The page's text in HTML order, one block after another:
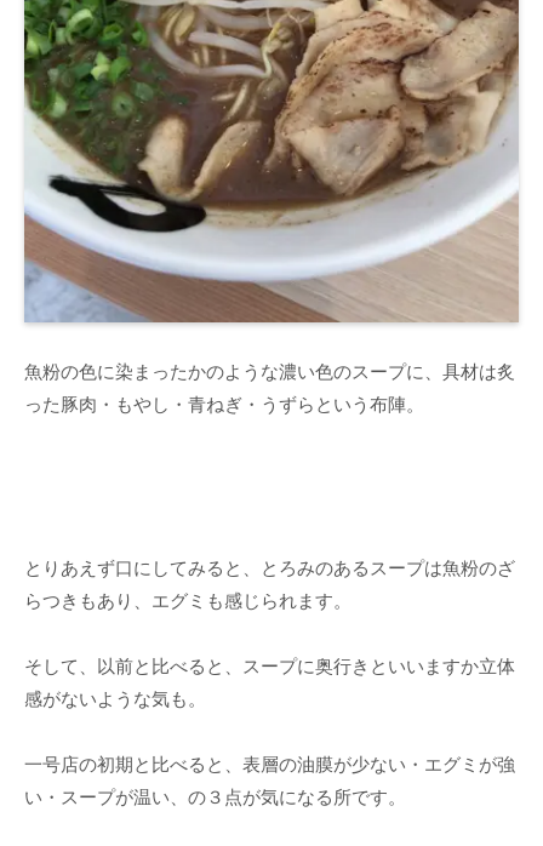
魚粉の色に染まったかのような濃い色のスープに、具材は炙
った豚肉・もやし・青ねぎ・うずらという布陣。
とりあえず口にしてみると、とろみのあるスープは魚粉のざ
らつきもあり、エグミも感じられます。
そして、以前と比べると、スープに奥行きといいますか立体
感がないような気も。
一号店の初期と比べると、表層の油膜が少ない・エグミが強
い・スープが温い、の３点が気になる所です。